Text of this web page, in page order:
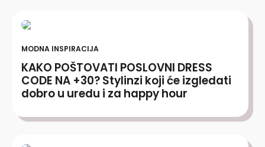
MODNA INSPIRACIJA
KAKO POŠTOVATI POSLOVNI DRESS
CODE NA +30? Stylinzi koji će izgledati
dobro u uredu i za happy hour